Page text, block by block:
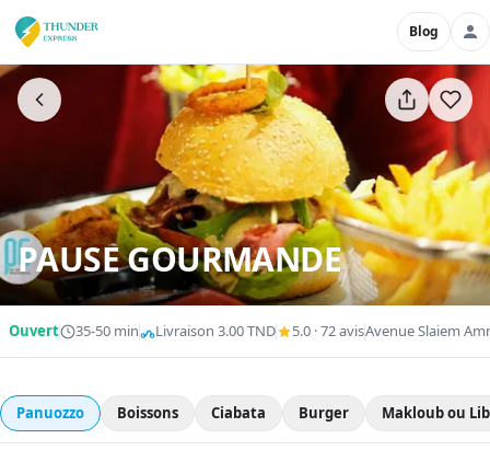
Blog
PAUSE GOURMANDE
Ouvert 35-50 min Livraison 3.00 TND 5.0 · 72 avisAvenue Slaiem
Panuozzo Boissons Ciabata Burger Makloub ou